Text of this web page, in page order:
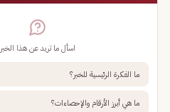
اسأل ما تريد عن هذا الخبر
ما الفكرة الرئيسية للخبر؟
ما هي أبرز الأرقام والإحصاءات؟